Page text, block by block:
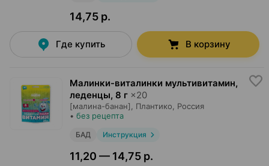
14,75 р.
Где купить В корзину
Малинки-виталинки мультивитамин,
леденцы, 8 г ×20
[малина-банан], Плантико , Россия
• без рецепта
БАД Инструкция
11,20 — 14,75 р.